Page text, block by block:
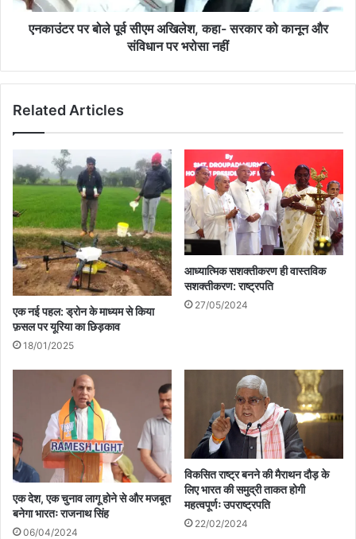
कानून
नहीं
एनकाउंटर पर बोले पूर्व सीएम अखिलेश, कहा- सरकार को कानून और
संविधान पर भरोसा नहीं
Related Articles
एक नई पहल: ड्रोन के माध्यम से किया
फ़सल पर यूरिया का छिड़काव
18/01/2025
आध्यात्मिक सशक्तीकरण ही वास्तविक
सशक्तीकरण: राष्ट्रपति
27/05/2024
एक देश, एक चुनाव लागू होने से और मजबूत
बनेगा भारतः राजनाथ सिंह
06/04/2024
विकसित राष्ट्र बनने की मैराथन दौड़ के
लिए भारत की समुद्री ताकत होगी
महत्वपूर्णः उपराष्ट्रपति
22/02/2024